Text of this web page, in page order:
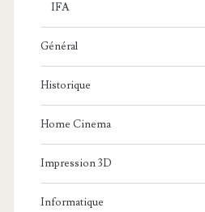
IFA
Général
Historique
Home Cinema
Impression 3D
Informatique